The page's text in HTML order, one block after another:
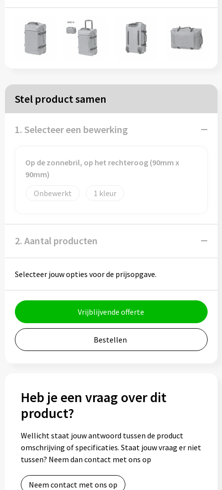
Papieren tassen
Reistassen
Schoudertassen
Schrijf & papierwaren
Potloden
Geschenksets
Merken
Notaboekjes
Zelfklevende memo's
Mappen
Eten & drinken
Bidons
Drinkbekers
Stel product samen
1. Selecteer een bewerking
Op de zonnebril, op het rechteroog (90mm x
90mm)
Onbewerkt
1
2. Aantal producten
Selecteer jouw opties voor de prijsopgave.
Vrijblijvende offerte
Bestellen
Heb je een vraag over dit
product?
Wellicht staat jouw antwoord tussen de product
omschrijving of specificaties. Staat jouw vraag er niet
tussen? Neem dan contact met ons op
Neem contact met ons op